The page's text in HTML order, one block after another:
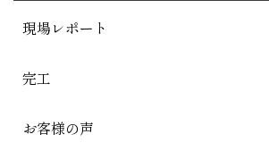
現場レポート
完工
お客様の声